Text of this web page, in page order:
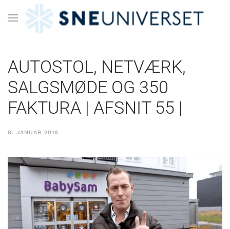
AUTOSTOL, NETVÆRK,
SALGSMØDE OG 350
FAKTURA | AFSNIT 55 |
8. JANUAR 2018